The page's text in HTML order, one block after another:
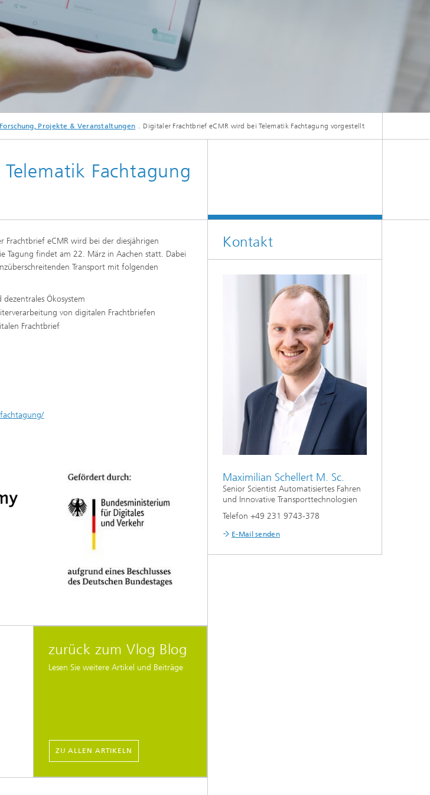
Projekte & Veranstaltungen Digitaler Frachtbrief eCMR wird bei Telematik Fachtagung vorgestellt
Fachtagung
Frachtbrief eCMR wird bei der diesjährigen
Tagung findet am 22. März in Aachen statt. Dabei
Transport mit folgenden
Ökosystem
von digitalen Frachtbriefen
Frachtbrief
zurück zum Vlog Blog
Lesen Sie weitere Artikel und Beiträge
ZU ALLEN ARTIKELN
Kontakt
Maximilian Schellert M. Sc.
Senior Scientist Automatisiertes Fahren
und Innovative Transporttechnologien
Telefon +49 231 9743-378
E-Mail senden